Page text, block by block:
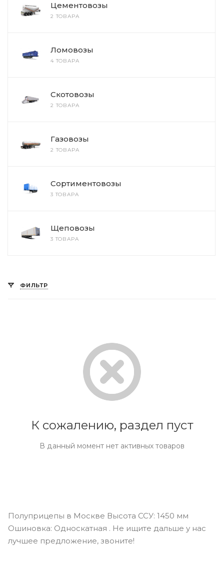
Цементовозы
2 ТОВАРА
Ломовозы
4 ТОВАРА
Скотовозы
2 ТОВАРА
Газовозы
2 ТОВАРА
Сортиментовозы
3 ТОВАРА
Щеповозы
3 ТОВАРА
ФИЛЬТР
К сожалению, раздел пуст
В данный момент нет активных товаров
Полуприцепы в Москве Высота ССУ: 1450 мм
Ошиновка: Односкатная . Не ищите дальше у нас
лучшее предложение, звоните!